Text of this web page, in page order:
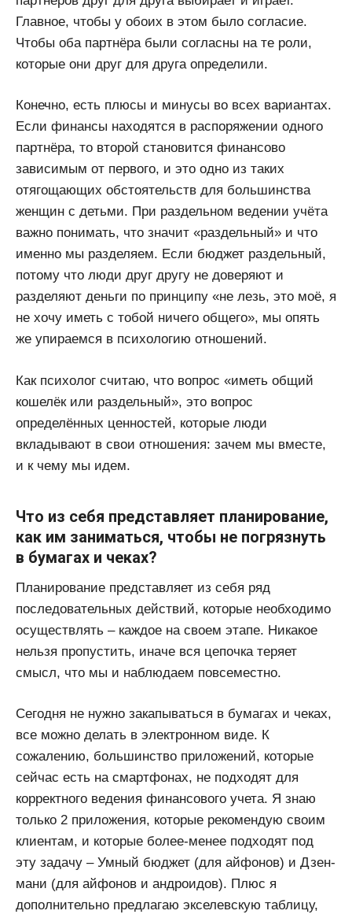
Главное, чтобы у обоих в этом было согласие.
Чтобы оба партнёра были согласны на те роли,
которые они друг для друга определили.
Конечно, есть плюсы и минусы во всех вариантах.
Если финансы находятся в распоряжении одного
партнёра, то второй становится финансово
зависимым от первого, и это одно из таких
отягощающих обстоятельств для большинства
женщин с детьми. При раздельном ведении учёта
важно понимать, что значит «раздельный» и что
именно мы разделяем. Если бюджет раздельный,
потому что люди друг другу не доверяют и
разделяют деньги по принципу «не лезь, это моё, я
не хочу иметь с тобой ничего общего», мы опять
же упираемся в психологию отношений.
Как психолог считаю, что вопрос «иметь общий
кошелёк или раздельный», это вопрос
определённых ценностей, которые люди
вкладывают в свои отношения: зачем мы вместе,
и к чему мы идем.
Что из себя представляет планирование,
как им заниматься, чтобы не погрязнуть
в бумагах и чеках?
Планирование представляет из себя ряд
последовательных действий, которые необходимо
осуществлять – каждое на своем этапе. Никакое
нельзя пропустить, иначе вся цепочка теряет
смысл, что мы и наблюдаем повсеместно.
Сегодня не нужно закапываться в бумагах и чеках,
все можно делать в электронном виде. К
сожалению, большинство приложений, которые
сейчас есть на смартфонах, не подходят для
корректного ведения финансового учета. Я знаю
только 2 приложения, которые рекомендую своим
клиентам, и которые более-менее подходят под
эту задачу – Умный бюджет (для айфонов) и Дзен-
мани (для айфонов и андроидов). Плюс я
дополнительно предлагаю экселевскую таблицу,